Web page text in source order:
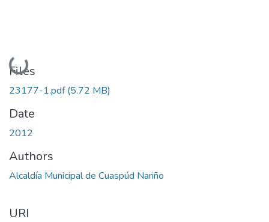
Loading...
Files
23177-1.pdf(5.72 MB)
Date
2012
Authors
Alcaldía Municipal de Cuaspúd Nariño
URI